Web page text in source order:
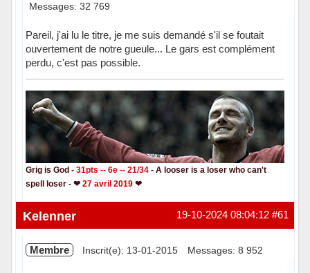
Messages: 32 769
Pareil, j'ai lu le titre, je me suis demandé s'il se foutait
ouvertement de notre gueule... Le gars est complément
perdu, c'est pas possible.
Grig is God - 31pts -- 6e -- 21/34 - A looser is a loser who can't
spell loser - ❤ 27 avril 2019❤
Hors ligne #61
19-10-2024 08:04:12
Kelenner
Membre Inscrit(e): 13-01-2015 Messages: 8 952